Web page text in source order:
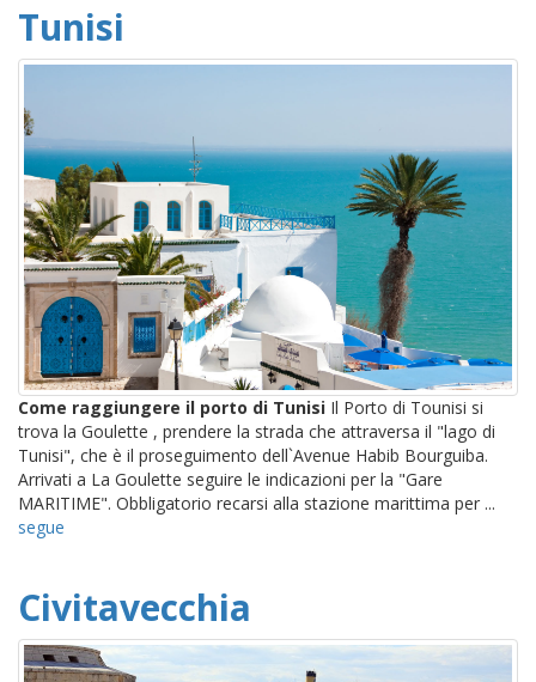
Tunisi
Come raggiungere il porto di Tunisi Il Porto di Tounisi si
trova la Goulette , prendere la strada che attraversa il "lago di
Tunisi", che è il proseguimento dell`Avenue Habib Bourguiba.
Arrivati a La Goulette seguire le indicazioni per la "Gare
MARITIME". Obbligatorio recarsi alla stazione marittima per ...
segue
Civitavecchia